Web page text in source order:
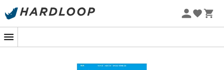
Sommarerbjudanden 🔥 -5 % EXTRA vid köp av 2 produkter*